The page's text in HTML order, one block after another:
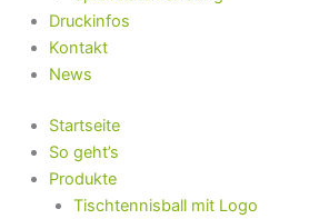
Druckinfos
Kontakt
News
Startseite
So geht’s
Produkte
Tischtennisball mit Logo